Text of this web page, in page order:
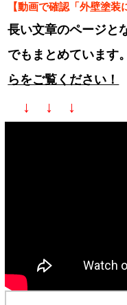
【動画で確認「外壁塗装
長い文章のページと
でもまとめています
らをご覧ください！
↓ ↓ ↓